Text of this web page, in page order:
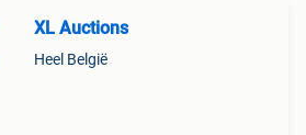
XL Auctions
Heel België